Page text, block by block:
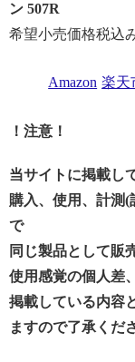
ン 507R
希望小売価格税込
Amazon 楽天
！注意！
当サイトに掲載し
購入、使用、計測
で
同じ製品として販
使用感覚の個人差
掲載している内容
ますので了承くだ